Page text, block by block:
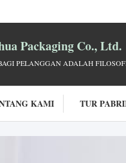
Packaging Co., Ltd.
PELANGGAN ADALAH
KAMI TUR